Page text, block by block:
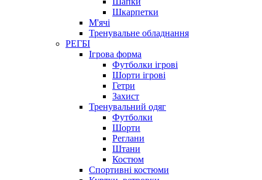
Шкарпетки
М'ячі
Тренувальне обладнання
РЕГБІ
Ігрова форма
Футболки ігрові
Шорти ігрові
Гетри
Захист
Тренувальний одяг
Футболки
Шорти
Реглани
Штани
Костюм
Спортивні костюми